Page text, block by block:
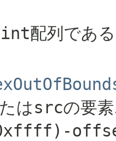
int配列であ
はsrcの要素